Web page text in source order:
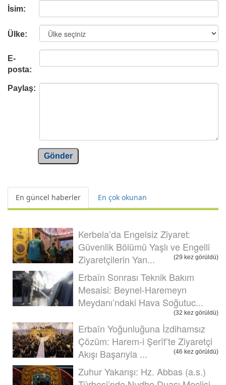
İsim:
Ülke:
E-
posta:
Paylaş:
Gönder
En güncel haberler En çok okunan
Kerbela’da Engelsiz Ziyaret:
Güvenlik Bölümü Yaşlı ve Engelli
Ziyaretçilerin Yan...
(29 kez görüldü)
Erbaîn Sonrası Teknik Bakım
Mesaisi: Beynel-Haremeyn
Meydanı’ndaki Hava Soğutuc...
(32 kez görüldü)
Erbaîn Yoğunluğuna İzdihamsız
Çözüm: Harem-i Şerîf’te Ziyaretçi
Akışı Başarıyla ...
(46 kez görüldü)
Zuhur Yakarışı: Hz. Abbas (a.s.)